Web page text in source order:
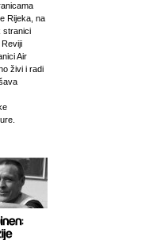
Rijeka, na
stranici
Air
živi i radi